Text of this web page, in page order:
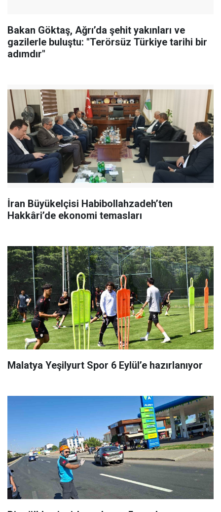
Bakan Göktaş, Ağrı’da şehit yakınları ve
gazilerle buluştu: "Terörsüz Türkiye tarihi bir
adımdır"
İran Büyükelçisi Habibollahzadeh’ten
Hakkâri’de ekonomi temasları
Malatya Yeşilyurt Spor 6 Eylül’e hazırlanıyor